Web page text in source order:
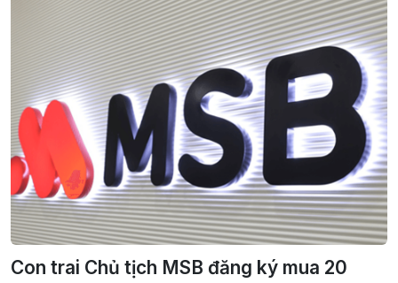
Con trai Chủ tịch MSB đăng ký mua 20